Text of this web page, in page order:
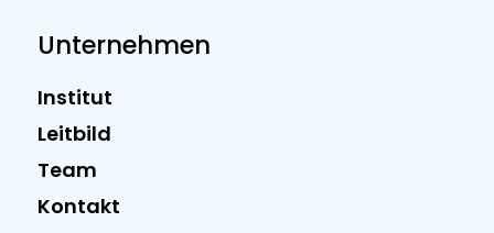
Unternehmen
Institut
Leitbild
Team
Kontakt